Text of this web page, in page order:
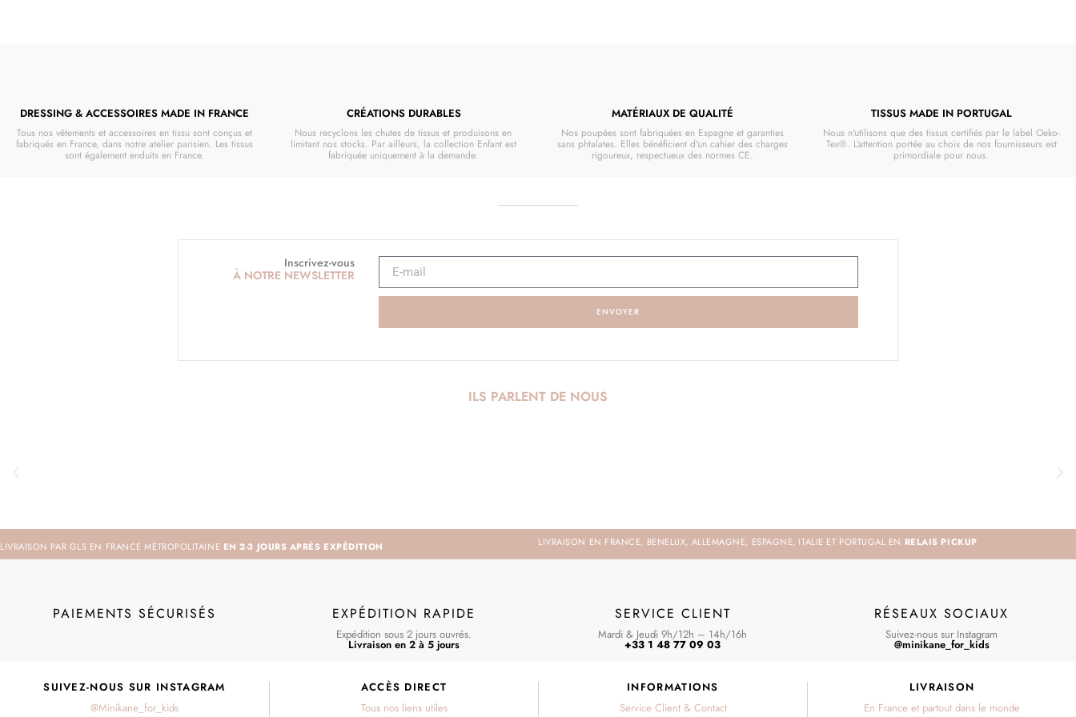
DRESSING & ACCESSOIRES MADE IN FRANCE
Tous nos vêtements et accessoires en tissu sont conçus et
fabriqués en France, dans notre atelier parisien. Les tissus
sont également enduits en France.
CRÉATIONS DURABLES
Nous recyclons les chutes de tissus et produisons en
limitant nos stocks. Par ailleurs, la collection Enfant est
fabriquée uniquement à la demande.
MATÉRIAUX DE QUALITÉ
Nos poupées sont fabriquées en Espagne et garanties
sans phtalates. Elles bénéficient d'un cahier des charges
rigoureux, respectueux des normes CE.
TISSUS MADE IN PORTUGAL
Nous n'utilisons que des tissus certifiés par le label Oeko-
Tex®. L'attention portée au choix de nos fournisseurs est
primordiale pour nous.
Inscrivez-vous
À NOTRE NEWSLETTER
ENVOYER
ILS PARLENT DE NOUS
LIVRAISON PAR GLS EN FRANCE MÉTROPOLITAINE EN 2-3 JOURS APRÈS EXPÉDITION LIVRAISON EN FRANCE, BENELUX, ALLEMAGNE, ESPAGNE, ITALIE ET PORTUGAL EN RELAIS PICKUP
PAIEMENTS SÉCURISÉS EXPÉDITION RAPIDE
Expédition sous 2 jours ouvrés.
Livraison en 2 à 5 jours
SERVICE CLIENT
Mardi & Jeudi 9h/12h – 14h/16h
+33 1 48 77 09 03
RÉSEAUX SOCIAUX
Suivez-nous sur Instagram
@minikane_for_kids
SUIVEZ-NOUS SUR INSTAGRAM
@Minikane_for_kids
ACCÈS DIRECT
Tous nos liens utiles
INFORMATIONS
Service Client & Contact
LIVRAISON
En France et partout dans le monde